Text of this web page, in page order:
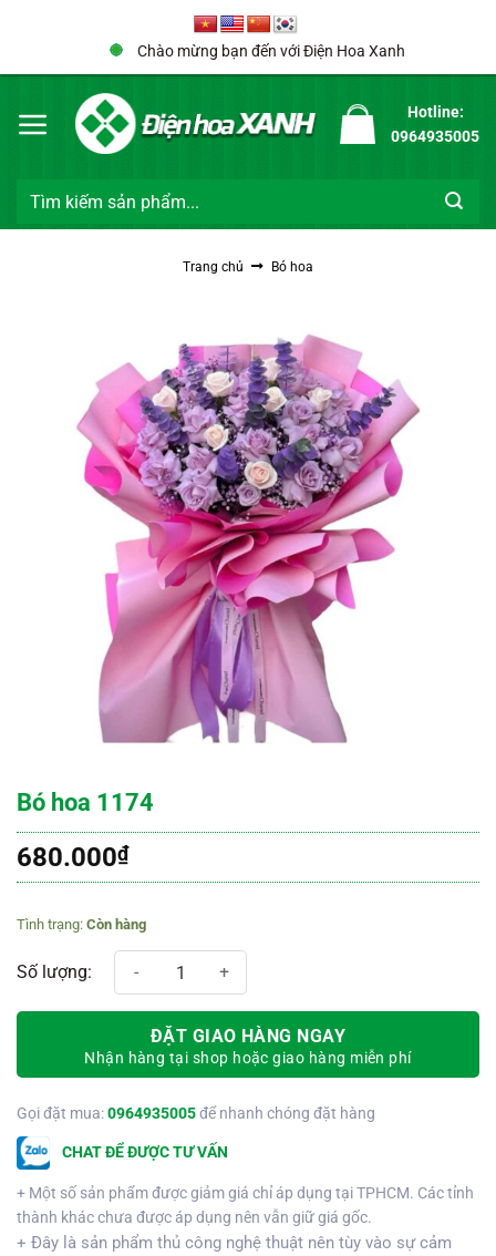
Chào mừng bạn đến với Điện Hoa Xanh
Hotline:
0964935005
Tìm
Trang chủ Bó hoa
Bó hoa 1174
680.000₫
Còn hàng
Bó hoa 1174 số lượng
ĐẶT GIAO HÀNG NGAY
Nhận hàng tại shop hoặc giao hàng miễn phí
Gọi đặt mua:0964935005để nhanh chóng đặt hàng
CHAT ĐỂ ĐƯỢC TƯ VẤN
+ Một số sản phẩm được giảm giá chỉ áp dụng tại TPHCM. Các tỉnh
thành khác chưa được áp dụng nên vẫn giữ giá gốc.
+ Đây là sản phẩm thủ công nghệ thuật nên tùy vào sự cảm
Chị Quỳnh Anh 0782****** đã đặt hàng
Hộp hoa 1150